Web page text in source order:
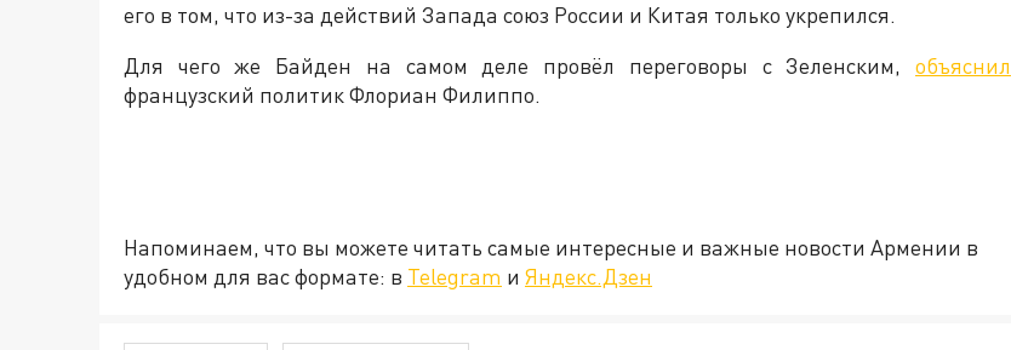
его в том, что из-за действий Запада союз России и Китая только укрепился.
Для чего же Байден на самом деле провёл переговоры с Зеленским, объяснил
французский политик Флориан Филиппо.
Напоминаем, что вы можете читать самые интересные и важные новости Армении в
удобном для вас формате: в Telegram и Яндекс.Дзен